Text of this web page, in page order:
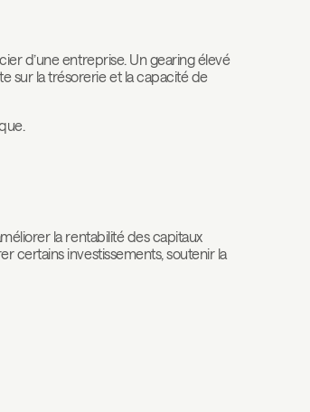
d’une entreprise. Un gearing élevé
sur la trésorerie et la capacité de
la rentabilité des capitaux
certains investissements, soutenir la